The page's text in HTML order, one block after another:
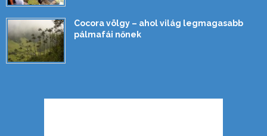
Cocora völgy – ahol világ legmagasabb
pálmafái nőnek